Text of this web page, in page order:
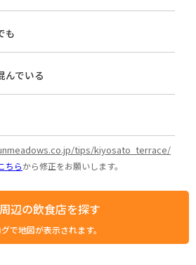
も
んでいる
tips/kiyosato_terrace/
ちらから修正をお願いします。
周辺の飲食店を探す
で地図が表示されます。